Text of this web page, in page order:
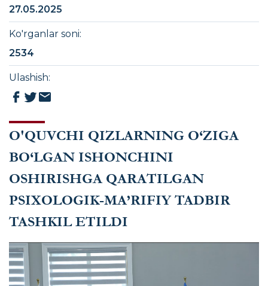
O'QUVCHI QIZLARNING O‘ZIGA
BO‘LGAN ISHONCHINI
OSHIRISHGA QARATILGAN
PSIXOLOGIK-MA’RIFIY TADBIR
TASHKIL ETILDI
27.05.2025
Ko'rganlar soni:
2534
Ulashish: